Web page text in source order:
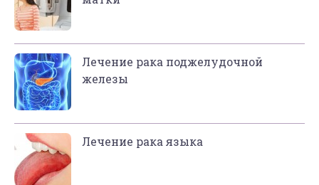
Лечение рака поджелудочной
железы
Лечение рака языка